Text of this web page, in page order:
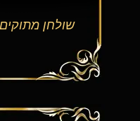
שולחן מתוקים לבר מצווה